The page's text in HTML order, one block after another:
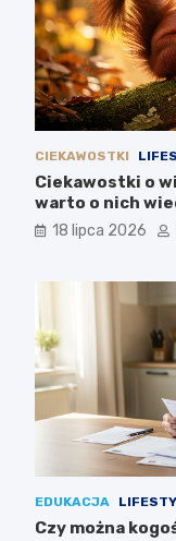
CIEKAWOSTKI
Ciekawostki o
warto o nich
18 lipca 2026
EDUKACJA
Czy można